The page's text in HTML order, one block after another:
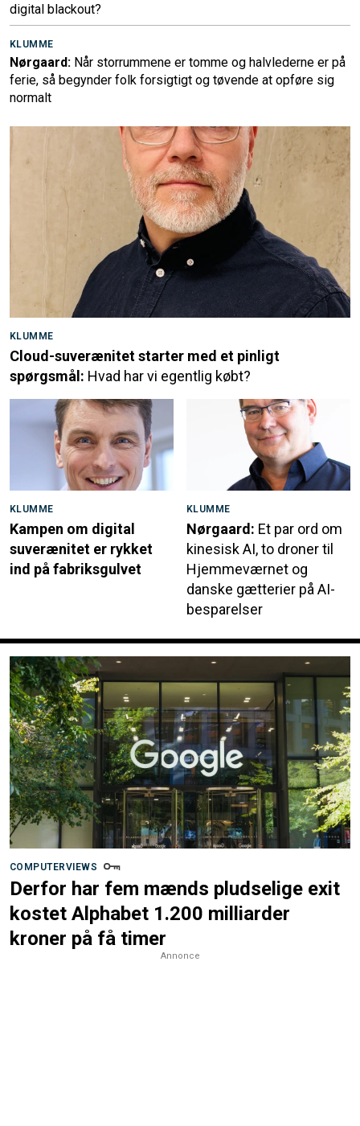
digital blackout?
KLUMME
Nørgaard: Når storrummene er tomme og halvlederne er på
ferie, så begynder folk forsigtigt og tøvende at opføre sig
normalt
KLUMME
Cloud-suverænitet starter med et pinligt
spørgsmål: Hvad har vi egentlig købt?
KLUMME
Kampen om digital
suverænitet er rykket
ind på fabriksgulvet
KLUMME
Nørgaard: Et par ord om
kinesisk AI, to droner til
Hjemmeværnet og
danske gætterier på AI-
besparelser
COMPUTERVIEWS
Derfor har fem mænds pludselige exit
kostet Alphabet 1.200 milliarder
kroner på få timer
Annonce